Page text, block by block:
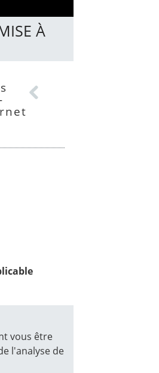
À
vous être
l'analyse de